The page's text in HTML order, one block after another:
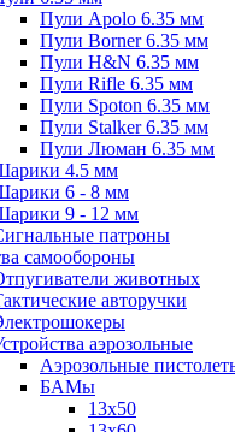
Пули Apolo 6.35 мм
Пули Borner 6.35 мм
Пули H&N 6.35 мм
Пули Rifle 6.35 мм
Пули Spoton 6.35 мм
Пули Stalker 6.35 мм
Пули Люман 6.35 мм
4.5 мм
6 - 8 мм
9 - 12 мм
патроны
самообороны
животных
авторучки
аэрозольные
Аэрозольные
БАМы
13х50